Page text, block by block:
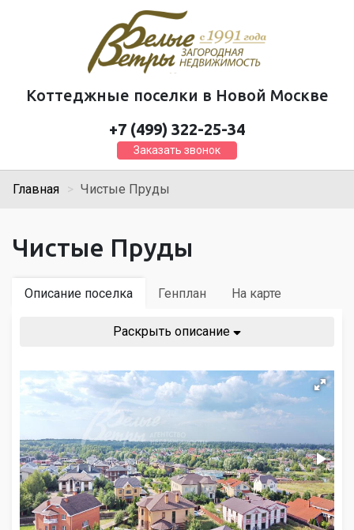
Коттеджные поселки в Новой Москве
+7 (499) 322-25-34
Заказать звонок
Главная Чистые Пруды
Чистые Пруды
Описание поселка Генплан На карте
Раскрыть описание